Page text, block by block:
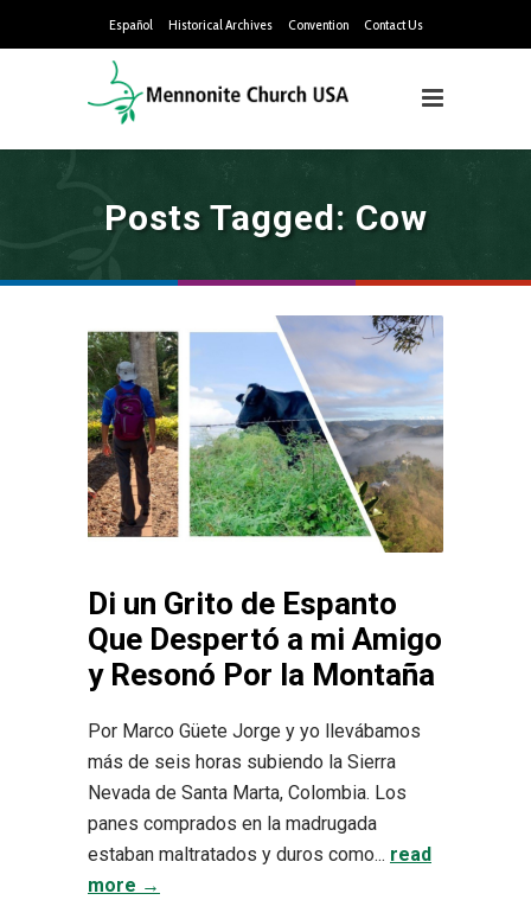
Español Historical Archives Convention Contact Us
Posts Tagged: Cow
Di un Grito de Espanto
Que Despertó a mi Amigo
y Resonó Por la Montaña
Por Marco Güete Jorge y yo llevábamos
más de seis horas subiendo la Sierra
Nevada de Santa Marta, Colombia. Los
panes comprados en la madrugada
estaban maltratados y duros como... read
more →